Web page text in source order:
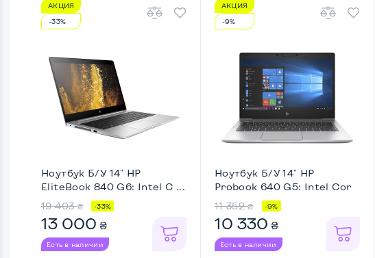
АКЦИЯ
-33%
Ноутбук Б/У 14" HP
EliteBook 840 G6: Intel C ...
19 403 ₴ -33%
13 000 ₴
Есть в наличии
АКЦИЯ
-9%
Ноутбук Б/У 14" HP
Probook 640 G5: Intel Cor
...
11 352 ₴ -9%
10 330 ₴
Есть в наличии